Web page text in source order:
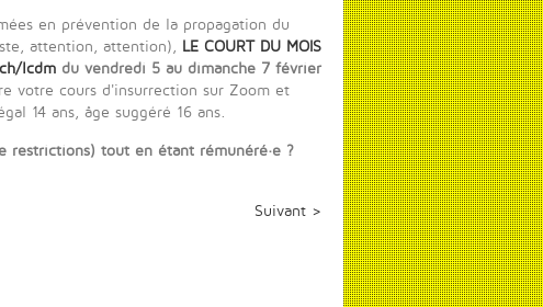
en prévention de la propagation du
attention, attention), LE COURT DU MOIS
lcdm du vendredi 5 au dimanche 7 février
votre cours d'insurrection sur Zoom et
14 ans, âge suggéré 16 ans.
restrictions) tout en étant rémunéré·e ?
Suivant >